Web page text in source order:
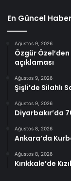
En Güncel
Ağustos 9, 2026
Özgür
açıklaması
Ağustos 9, 2026
Şişli’de Silahlı
Ağustos 9, 2026
Diyarbakır’da
Ağustos 8, 2026
Ankara’da
Ağustos 8, 2026
Kırıkkale’de